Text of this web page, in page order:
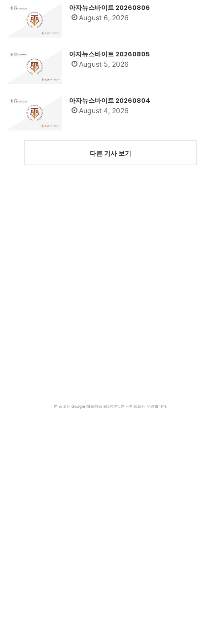
아자뉴스바이트 20260806
August 6, 2026
아자뉴스바이트 20260805
August 5, 2026
아자뉴스바이트 20260804
August 4, 2026
다른 기사 보기
본 광고는 Google 애드센스 광고이며, 본 사이트와는 무관합니다.